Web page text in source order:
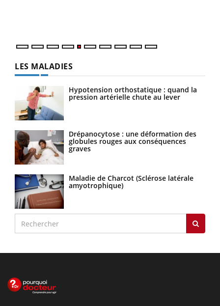
LES MALADIES
Hypotension orthostatique : quand la
pression artérielle chute au lever
Drépanocytose : une déformation des
globules rouges aux conséquences
graves
Maladie de Charcot (Sclérose latérale
amyotrophique)